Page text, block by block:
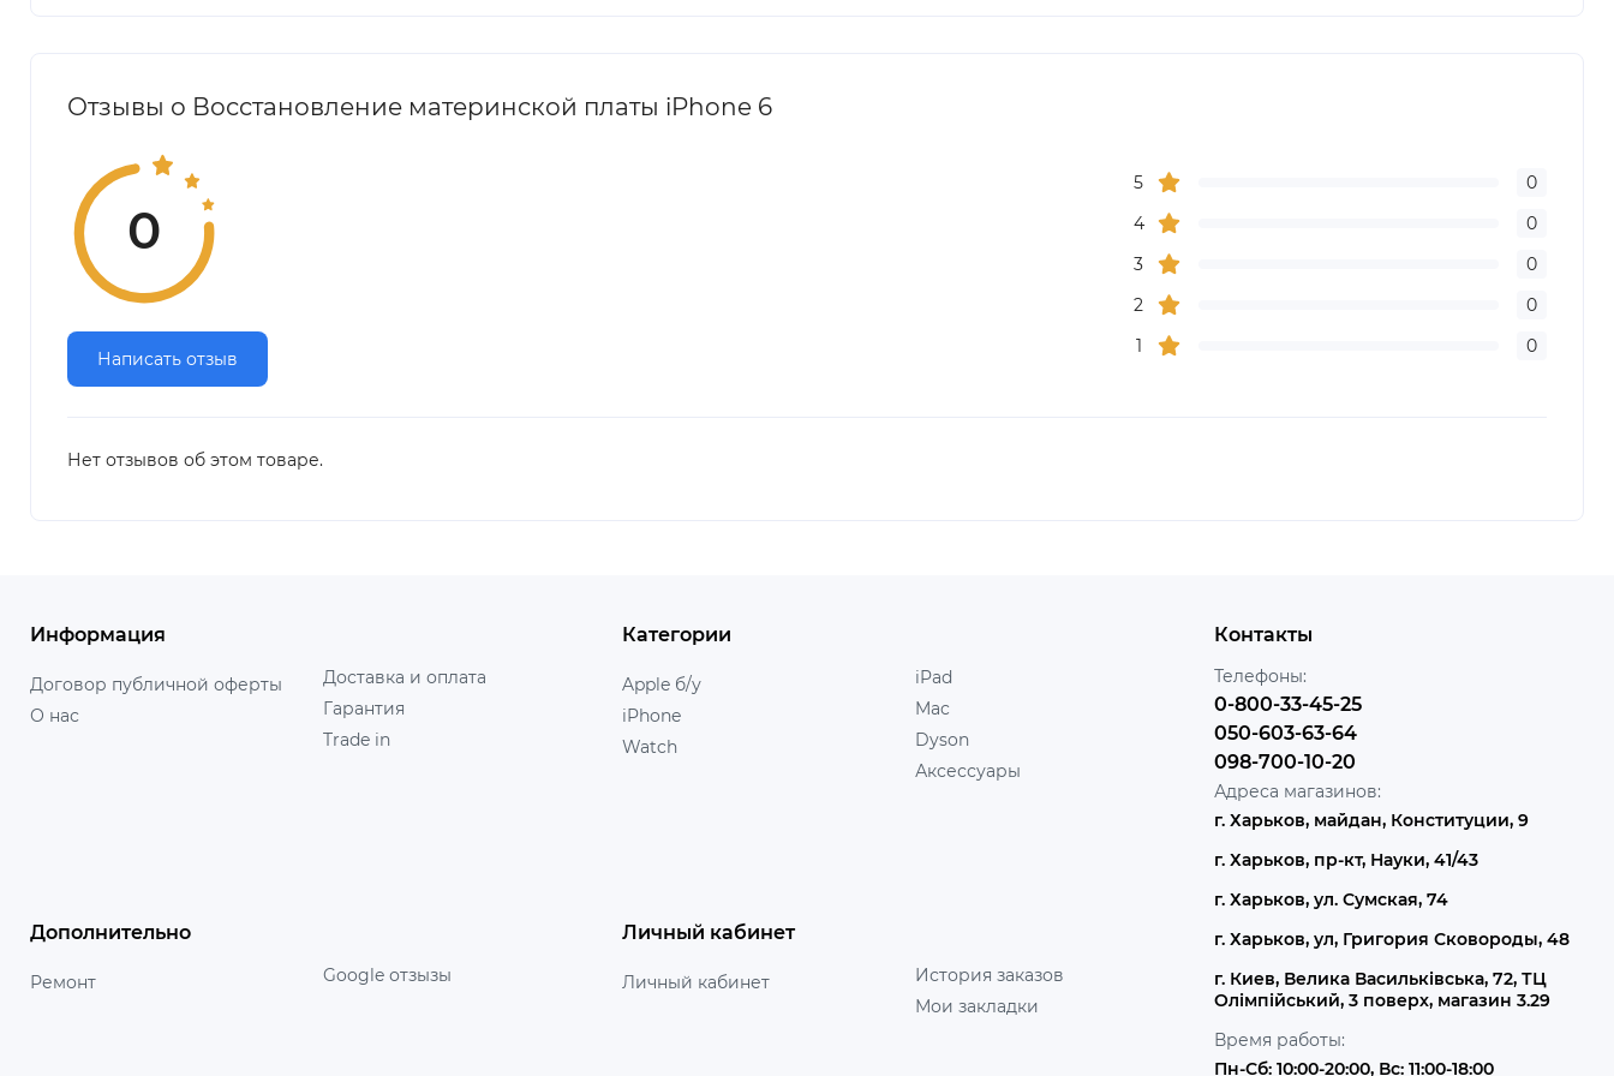
Отзывы о Восстановление материнской платы iPhone 6
0
Написать отзыв
5
0
4
0
3
0
2
0
1
0
Нет отзывов об этом товаре.
Информация
Договор публичной оферты
О нас
Доставка и оплата
Гарантия
Trade in
Категории
Apple б/у
iPhone
Watch
iPad
Mac
Dyson
Аксессуары
Дополнительно
Ремонт Google отзызы
Личный кабинет
Личный кабинет
История заказов
Мои закладки
Контакты
Телефоны:
0-800-33-45-25
050-603-63-64
098-700-10-20
Адреса магазинов:
г. Харьков, майдан, Конституции, 9
г. Харьков, пр-кт, Науки, 41/43
г. Харьков, ул. Сумская, 74
г. Харьков, ул, Григория Сковороды, 48
г. Киев, Велика Васильківська, 72, ТЦ
Олімпійський, 3 поверх, магазин 3.29
Время работы:
Пн-Сб: 10:00-20:00, Вс: 11:00-18:00